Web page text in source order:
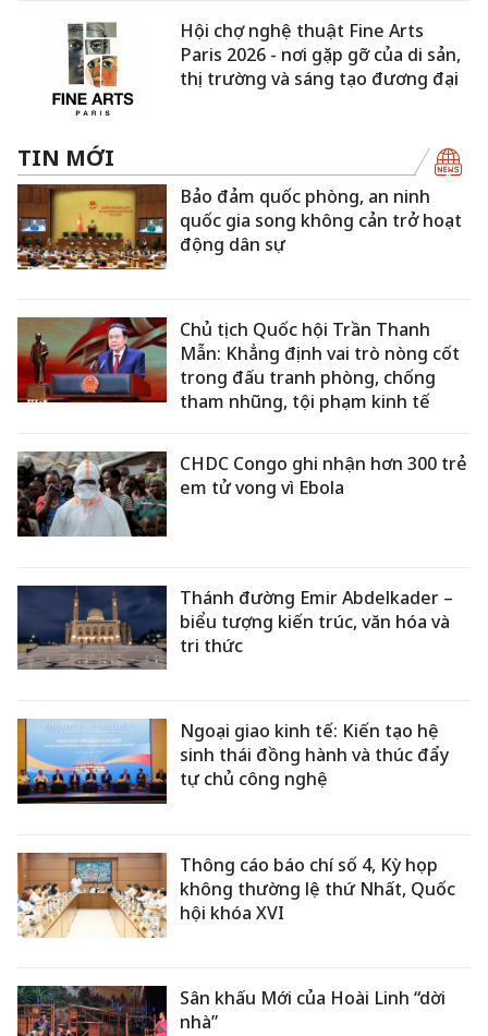
Hội chợ nghệ thuật Fine Arts
Paris 2026 - nơi gặp gỡ của di sản,
thị trường và sáng tạo đương đại
TIN MỚI
Bảo đảm quốc phòng, an ninh
quốc gia song không cản trở hoạt
động dân sự
Chủ tịch Quốc hội Trần Thanh
Mẫn: Khẳng định vai trò nòng cốt
trong đấu tranh phòng, chống
tham nhũng, tội phạm kinh tế
CHDC Congo ghi nhận hơn 300 trẻ
em tử vong vì Ebola
Thánh đường Emir Abdelkader –
biểu tượng kiến trúc, văn hóa và
tri thức
Ngoại giao kinh tế: Kiến tạo hệ
sinh thái đồng hành và thúc đẩy
tự chủ công nghệ
Thông cáo báo chí số 4, Kỳ họp
không thường lệ thứ Nhất, Quốc
hội khóa XVI
Sân khấu Mới của Hoài Linh “dời
nhà”